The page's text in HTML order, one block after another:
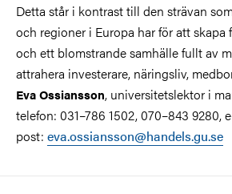
Detta står i kontrast till den strävan
och regioner i Europa har för att skapa
och ett blomstrande samhälle fullt av
attrahera investerare, näringsliv,
Eva Ossiansson, universitetslektor i
telefon: 031–786 1502, 070–843 9280,
post: eva.ossiansson@handels.gu.se